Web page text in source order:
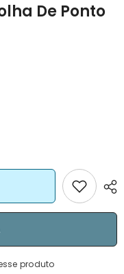
De Ponto
produto